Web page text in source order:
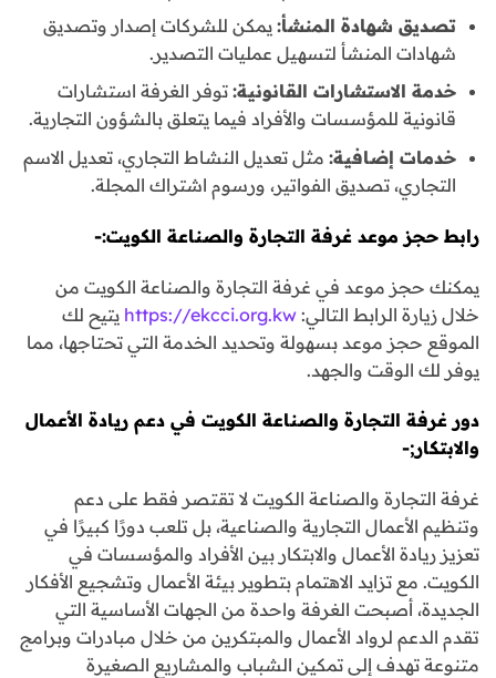
تصديق شهادة المنشأ:يمكن للشركات إصدار وتصديق
شهادات المنشأ لتسهيل عمليات التصدير.
خدمة الاستشارات القانونية:توفر الغرفة استشارات
قانونية للمؤسسات والأفراد فيما يتعلق بالشؤون التجارية.
خدمات إضافية:مثل تعديل النشاط التجاري، تعديل الاسم
التجاري، تصديق الفواتير، ورسوم اشتراك المجلة.
رابط حجز موعد غرفة التجارة والصناعة الكويت:-
يمكنك حجز موعد في غرفة التجارة والصناعة الكويت من
خلال زيارة الرابط التالي: https://ekcci.org.kw يتيح لك
الموقع حجز موعد بسهولة وتحديد الخدمة التي تحتاجها، مما
يوفر لك الوقت والجهد.
دور غرفة التجارة والصناعة الكويت في دعم ريادة الأعمال
والابتكار;-
غرفة التجارة والصناعة الكويت لا تقتصر فقط على دعم
وتنظيم الأعمال التجارية والصناعية، بل تلعب دورًا كبيرًا في
تعزيز ريادة الأعمال والابتكار بين الأفراد والمؤسسات في
الكويت. مع تزايد الاهتمام بتطوير بيئة الأعمال وتشجيع الأفكار
الجديدة، أصبحت الغرفة واحدة من الجهات الأساسية التي
تقدم الدعم لرواد الأعمال والمبتكرين من خلال مبادرات وبرامج
متنوعة تهدف إلى تمكين الشباب والمشاريع الصغيرة